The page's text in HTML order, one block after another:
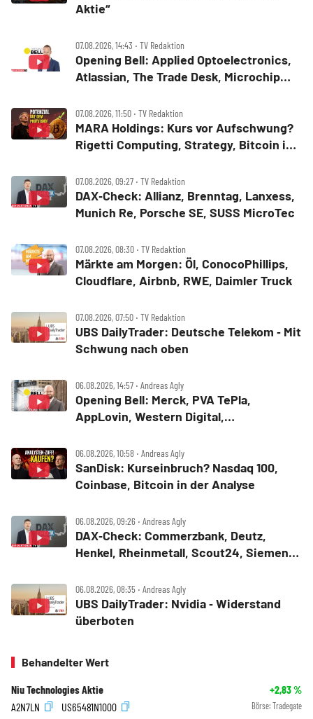
Aktie“
07.08.2026, 14:43 ‧ TV Redaktion
Opening Bell: Applied Optoelectronics,
Atlassian, The Trade Desk, Microchip
Digital
07.08.2026, 11:50 ‧ TV Redaktion
MARA Holdings: Kurs vor Aufschwung?
Rigetti Computing, Strategy, Bitcoin in
07.08.2026, 09:27 ‧ TV Redaktion
DAX‑Check: Allianz, Brenntag, Lanxess,
Munich Re, Porsche SE, SUSS MicroTec
07.08.2026, 08:30 ‧ TV Redaktion
Märkte am Morgen: Öl, ConocoPhillips,
Cloudflare, Airbnb, RWE, Daimler Truck
07.08.2026, 07:50 ‧ TV Redaktion
UBS DailyTrader: Deutsche Telekom ‑ Mit
Schwung nach oben
06.08.2026, 14:57 ‧ Andreas Agly
Opening Bell: Merck, PVA TePla,
AppLovin, Western Digital,
06.08.2026, 10:58 ‧ Andreas Agly
SanDisk: Kurseinbruch? Nasdaq 100,
Coinbase, Bitcoin in der Analyse
06.08.2026, 09:26 ‧ Andreas Agly
DAX‑Check: Commerzbank, Deutz,
Henkel, Rheinmetall, Scout24, Siemens,
06.08.2026, 08:35 ‧ Andreas Agly
UBS DailyTrader: Nvidia ‑ Widerstand
überboten
Behandelter Wert
Niu Technologies Aktie +2,83%
A2N7LN
US65481N1000 Börse: Tradegate